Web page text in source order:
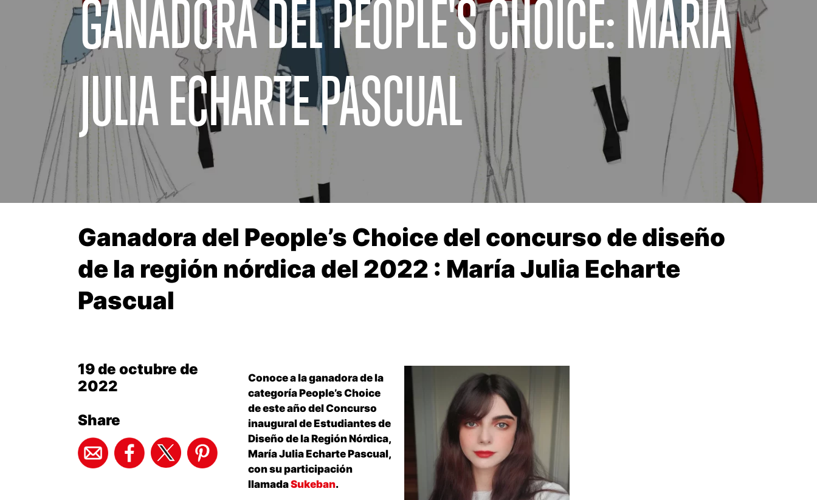
GANADORA DEL PEOPLE'S CHOICE: MARÍA
JULIA ECHARTE PASCUAL
Ganadora del People’s Choice del concurso de diseño
de la región nórdica del 2022 : María Julia Echarte
Pascual
19 de octubre de
2022
Share
Conoce a la ganadora de la
categoría People’s Choice
de este año del Concurso
inaugural de Estudiantes de
Diseño de la Región Nórdica,
María Julia Echarte Pascual,
con su participación
llamadaSukeban.